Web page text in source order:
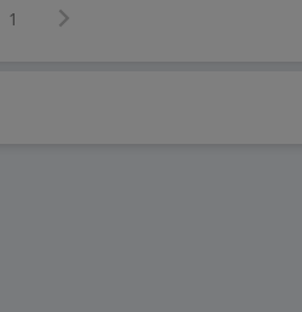
1 Następna strona